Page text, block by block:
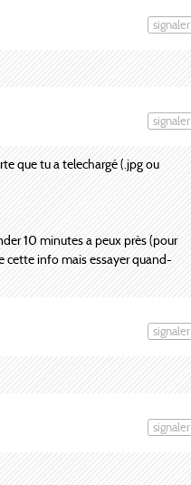
signaler
signaler
que tu a telechargé (.jpg ou
10 minutes a peux près (pour
cette info mais essayer quand-
signaler
signaler